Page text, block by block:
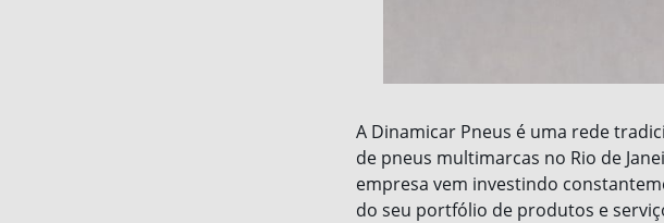
A Dinamicar Pneus é uma rede
de pneus multimarcas no Rio de
empresa vem investindo
do seu portfólio de produtos e